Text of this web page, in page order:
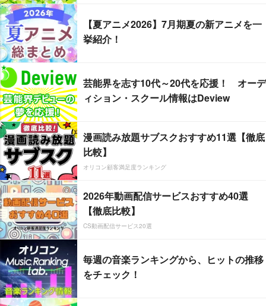
【夏アニメ2026】7月期夏の新アニメを一
挙紹介！
芸能界を志す10代～20代を応援！ オーデ
ィション・スクール情報はDeview
漫画読み放題サブスクおすすめ11選【徹底
比較】
オリコン顧客満足度ランキング
2026年動画配信サービスおすすめ40選
【徹底比較】
CS動画配信サービス20選
毎週の音楽ランキングから、ヒットの推移
をチェック！